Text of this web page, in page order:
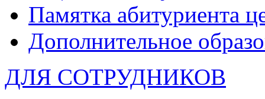
Памятка абитуриента
Дополнительное
ДЛЯ СОТРУДНИКОВ